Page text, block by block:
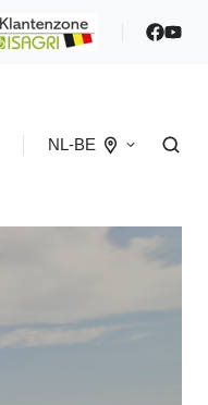
NL-BE